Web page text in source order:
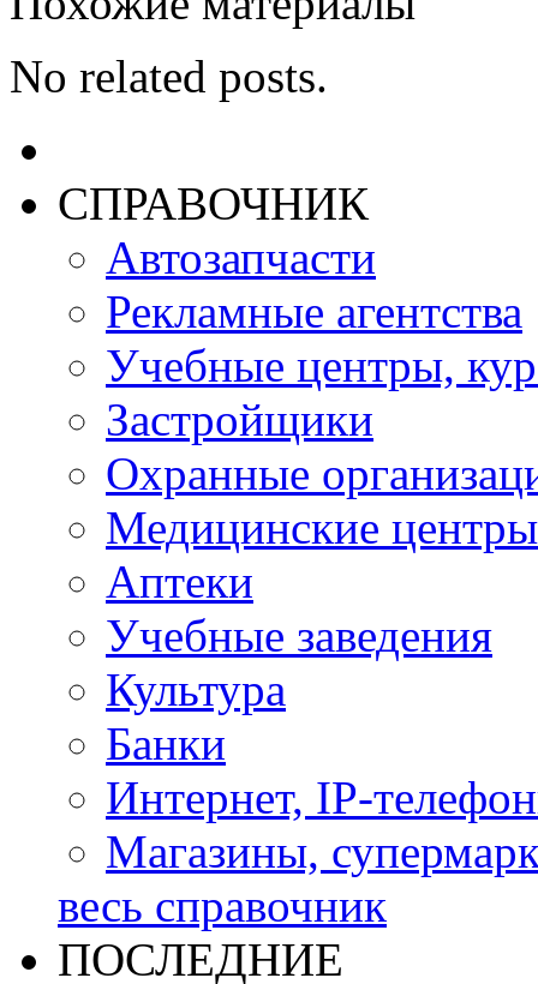
No related posts.
СПРАВОЧНИК
Автозапчасти
Рекламные агентства
Учебные центры,
Застройщики
Охранные
Медицинские центры
Аптеки
Учебные заведения
Культура
Банки
Интернет, IP-
Магазины,
весь справочник
ПОСЛЕДНИЕ